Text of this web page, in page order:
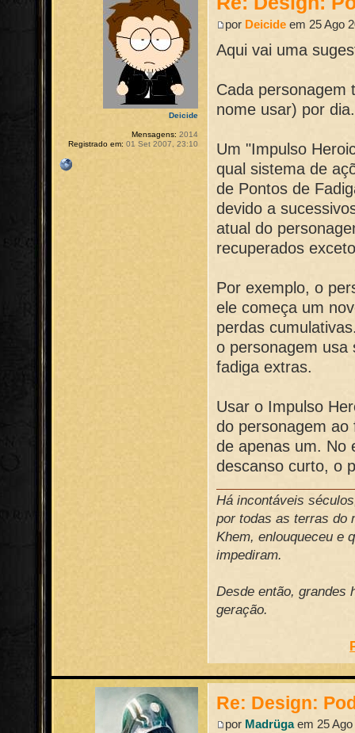
por Deicide em 25 Ago
Aqui vai uma
Cada personagem
nome usar) por dia.
Um "Impulso
qual sistema de
de Pontos de
devido a
atual do
recuperados
Por exemplo, o
ele começa um
perdas
o personagem usa
fadiga extras.
Usar o Impulso
do personagem
de apenas um. No
descanso curto, o
Há incontáveis
por todas as terras do
Khem, enlouqueceu e
impediram.
Desde então, grandes
geração.
Deicide
Mensagens: 2014
Registrado em: 01 Set 2007, 23:10
Re: Design:
por Madrügaem 25 Ago